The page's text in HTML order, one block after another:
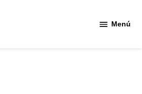
Menú